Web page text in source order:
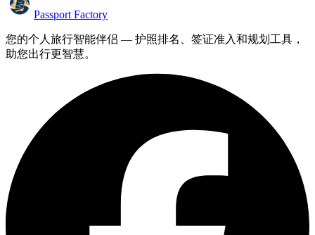
Passport Factory
您的个人旅行智能伴侣 — 护照排名、签证准入和规划工具，
助您出行更智慧。